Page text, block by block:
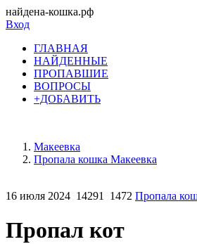
найдена-кошка.рф
Вход
ГЛАВНАЯ
НАЙДЕННЫЕ
ПРОПАВШИЕ
ВОПРОСЫ
+ДОБАВИТЬ
Макеевка
Пропала кошка Макеевка
16 июля 2024 14291 1472 Пропала
Пропал кот